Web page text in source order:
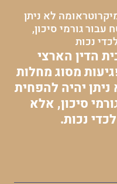
לא ניתן
גורמי סיכון,
נכות
הדין הארצי
בפגיעות מסוג מחלות
יהיה להפחית
סיכון, אלא
נכות.